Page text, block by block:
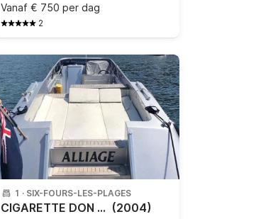
Vanaf € 750 per dag
2
1 · SIX-FOURS-LES-PLAGES
CIGARETTE DON SHEAD - CIGARETTE DON SHEAD (2004)